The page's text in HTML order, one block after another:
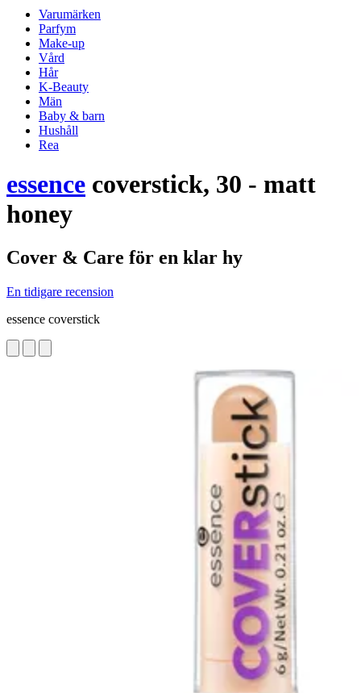
Varumärken
Parfym
Make-up
Vård
Hår
K-Beauty
Män
Baby & barn
Hushåll
Rea
essence coverstick, 30 - matt
honey
Cover & Care för en klar hy
En tidigare recension
essence coverstick